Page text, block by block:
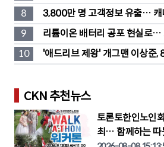
고
8
3,800만 명 고객정보 유출… 캐
단소송 직면
9
리튬이온 배터리 공포 현실로…
생
10
'애드리브 제왕' 개그맨 이상준
폭탄 예고
CKN 추천뉴스
토론토한인노인
최… 함께하는 따